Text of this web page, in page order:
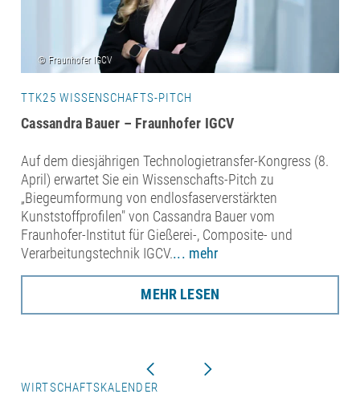
TTK25 WISSENSCHAFTS-PITCH
Cassandra Bauer – Fraunhofer IGCV
Auf dem diesjährigen Technologietransfer-Kongress (8.
April) erwartet Sie ein Wissenschafts-Pitch zu
„Biegeumformung von endlosfaserverstärkten
Kunststoffprofilen" von Cassandra Bauer vom
Fraunhofer-Institut für Gießerei-, Composite- und
Verarbeitungstechnik IGCV.... mehr
MEHR LESEN
WIRTSCHAFTSKALENDER